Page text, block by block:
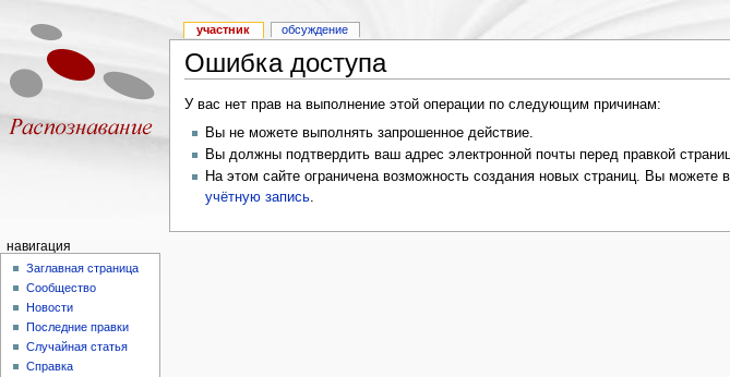
Ошибка доступа
У вас нет прав на выполнение этой операции по следующим причинам:
Вы не можете выполнять запрошенное действие.
Вы должны подтвердить ваш адрес электронной почты перед правкой
На этом сайте ограничена возможность создания новых страниц. Вы можете
учётную запись.
участник обсуждение
навигация
Заглавная страница
Сообщество
Новости
Последние правки
Случайная статья
Справка